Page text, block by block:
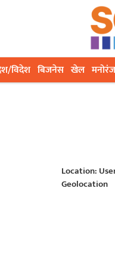
विदेश बिजनेस खेल
Location:
Geolocation